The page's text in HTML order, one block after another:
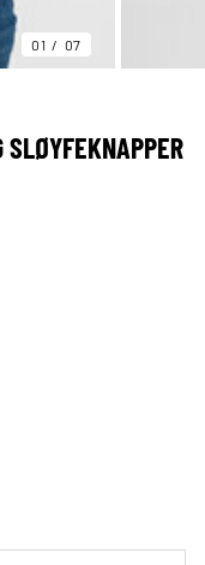
01 07
SLØYFEKNAPPER